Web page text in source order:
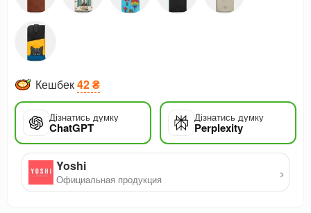
Кешбек42 ₴
Дізнатись думку
ChatGPT
Дізнатись думку
Perplexity
Yoshi
Официальная продукция ›